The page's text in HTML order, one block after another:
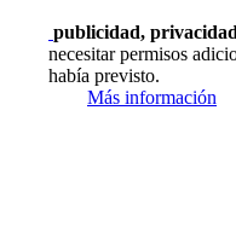
publicidad,
necesitar permisos
había previsto.
Más información